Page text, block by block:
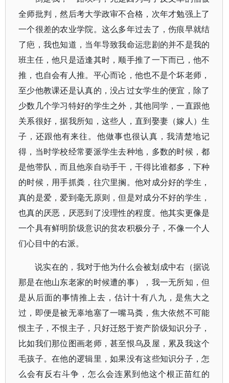
全师批判，然后考大学政审不合格，次年才勉强上了
一个很差的农业学院。这么多年过去了，伤痕早就结
了疤，我也知道，当年导致我命运悲剧的并不是我的
班主任，他只是适逢其时，顺手推了一下而已，他不
推，也自会有人推。平心而论，他也不是个坏老师，
至少他教课还是认真的，没占过女学生的便宜，除了
少数几个学习特好的学生之外，其他同学，一直跟他
关系很好，据我所知，这些人，直到娶妻（嫁人）生
子，还跟他有来往。他做事也很认真，我清楚地记
得，当时学校经常要派学生去种地，多数的时候，都
是他带队，而且他亲自动手干，干得比谁都多，下种
的时候，用手抓粪，往穴里搁。他对成分好的学生，
真的是爱，爱到毫无原则，但是对成分不好的学生，
也真的厌恶，厌恶到了没理性的程度。他其实更像是
一个具有鲜明阶级意识的贫农积极分子，不像一个人
们心目中的右派。
说实在的，我对于他为什么会被划成中右（据说
那是在他山东老家的时候遭的事），我一无所知，但
是从后面的事情推上去，估计十有八九，是焦大之
过，即便是被无辜地塞了一嘴马粪，焦大依然不可能
恨主子，不恨主子，只好迁怒于资产阶级知识分子，
比如我们那位图画老师，甚至恨乌及屋，累及我这个
毛孩子。在他的逻辑里，如果没有这些知识分子，怎
么会有反右斗争，怎么会连累到他这个根正苗红的